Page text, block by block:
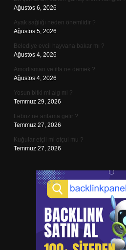
Ağustos 6, 2026
Ayak sağlığı neden önemlidir ?
Ağustos 5, 2026
Belediye evcil hayvana bakar mı ?
Ağustos 4, 2026
Amortisman ve itfa ne demek ?
Ağustos 4, 2026
Yosun bitki mi alg mi ?
Temmuz 29, 2026
Lebriz ne anlama gelir ?
Temmuz 27, 2026
Kuğular etçil mi otçul mu ?
Temmuz 27, 2026